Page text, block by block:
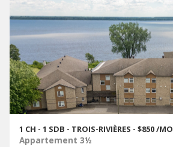
1 CH - 1 SDB - TROIS-RIVIÈRES - $850 /MO
Appartement 3½